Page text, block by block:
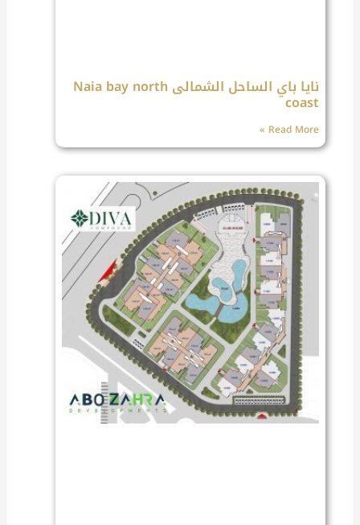
نايا باي الساحل الشمالى Naia bay north
coast
Read More »